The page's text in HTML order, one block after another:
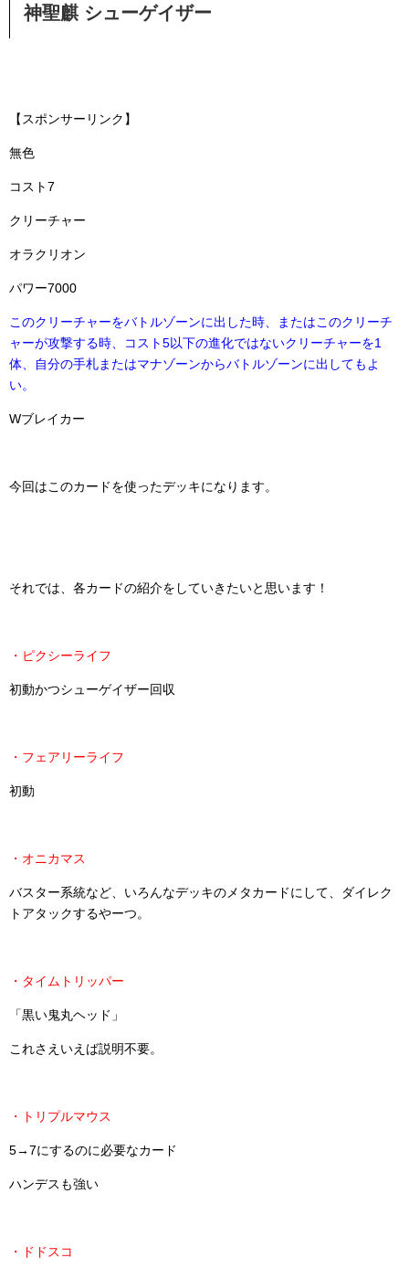
神聖麒 シューゲイザー
【スポンサーリンク】
無色
コスト7
クリーチャー
オラクリオン
パワー7000
このクリーチャーをバトルゾーンに出した時、またはこのクリーチ
ャーが攻撃する時、コスト5以下の進化ではないクリーチャーを1
体、自分の手札またはマナゾーンからバトルゾーンに出してもよ
い。
Wブレイカー
今回はこのカードを使ったデッキになります。
それでは、各カードの紹介をしていきたいと思います！
・ピクシーライフ
初動かつシューゲイザー回収
・フェアリーライフ
初動
・オニカマス
バスター系統など、いろんなデッキのメタカードにして、ダイレク
トアタックするやーつ。
・タイムトリッパー
「黒い鬼丸ヘッド」
これさえいえば説明不要。
・トリプルマウス
5→7にするのに必要なカード
ハンデスも強い
・ドドスコ